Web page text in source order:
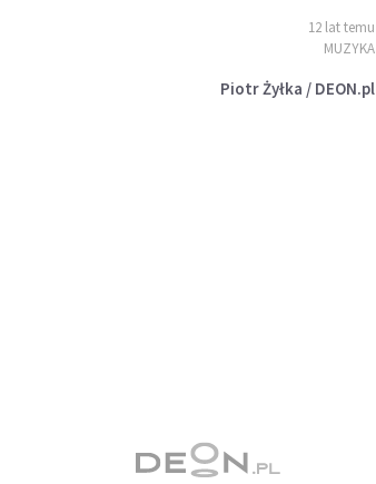
12 lat temu
MUZYKA
Piotr Żyłka / DEON.pl